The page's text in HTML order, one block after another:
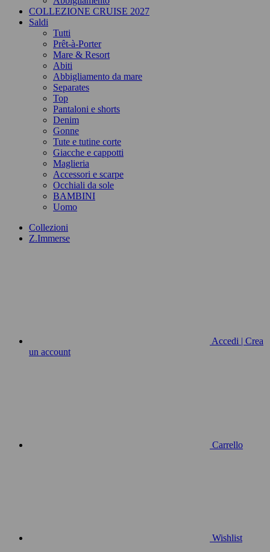
COLLEZIONE CRUISE 2027
Saldi
Tutti
Prêt-à-Porter
Mare & Resort
Abiti
Abbigliamento da mare
Separates
Top
Pantaloni e shorts
Denim
Gonne
Tute e tutine corte
Giacche e cappotti
Maglieria
Accessori e scarpe
Occhiali da sole
BAMBINI
Uomo
Collezioni
Z.Immerse
Accedi | Crea
un account
Carrello
Wishlist